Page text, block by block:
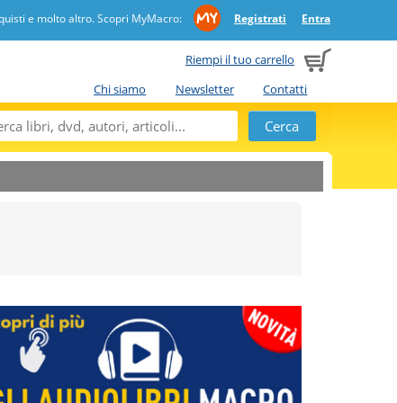
e molto altro. Scopri MyMacro: Registrati Entra
Riempi il tuo carrello
Chi siamo
Newsletter Contatti